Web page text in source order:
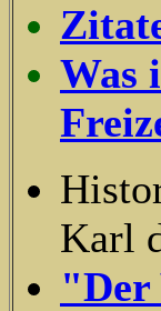
Was
Karl
"Der